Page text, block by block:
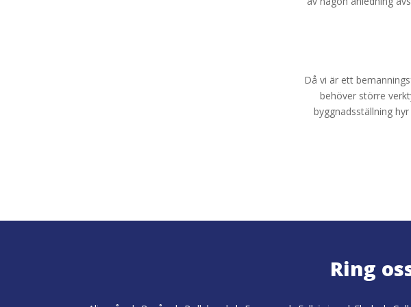
Då vi är ett
behöver större
byggnadsställning
Ring